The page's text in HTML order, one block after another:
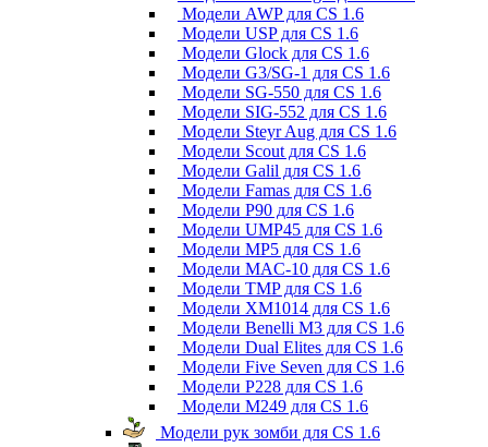
Модели AWP для CS 1.6
Модели USP для CS 1.6
Модели Glock для CS 1.6
Модели G3/SG-1 для CS 1.6
Модели SG-550 для CS 1.6
Модели SIG-552 для CS 1.6
Модели Steyr Aug для CS 1.6
Модели Scout для CS 1.6
Модели Galil для CS 1.6
Модели Famas для CS 1.6
Модели P90 для CS 1.6
Модели UMP45 для CS 1.6
Модели MP5 для CS 1.6
Модели MAC-10 для CS 1.6
Модели TMP для CS 1.6
Модели XM1014 для CS 1.6
Модели Benelli M3 для CS 1.6
Модели Dual Elites для CS 1.6
Модели Five Seven для CS 1.6
Модели P228 для CS 1.6
Модели M249 для CS 1.6
Модели рук зомби для CS 1.6